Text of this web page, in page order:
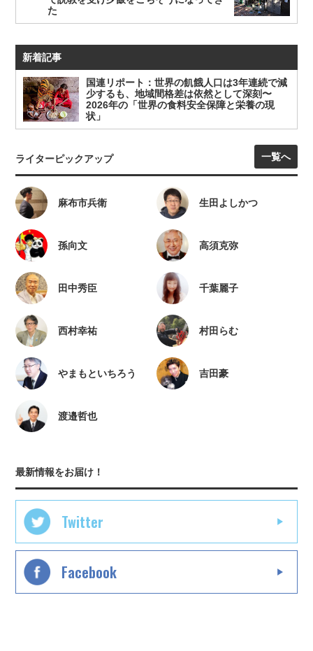
た
新着記事
国連リポート：世界の飢餓人口は3年連続で減
少するも、地域間格差は依然として深刻〜
2026年の「世界の食料安全保障と栄養の現
状」
ライターピックアップ 一覧へ
麻布市兵衛 生田よしかつ
孫向文 高須克弥
田中秀臣 千葉麗子
西村幸祐 村田らむ
やまもといちろう 吉田豪
渡邉哲也
最新情報をお届け！
Twitter
Facebook